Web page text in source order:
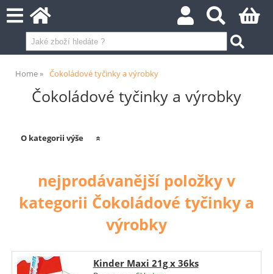
Home Čokoládové tyčinky a výrobky
Čokoládové tyčinky a výrobky
O kategorii výše
nejprodávanější položky v
kategorii Čokoládové tyčinky a
výrobky
Kinder Maxi 21g x 36ks